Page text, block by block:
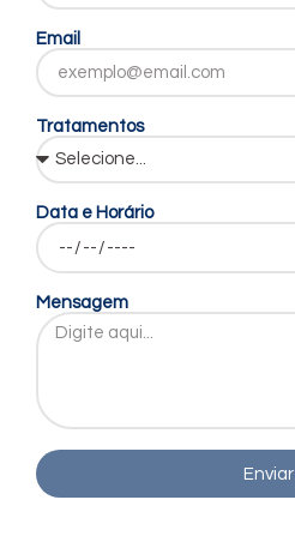
Email
Tratamentos
Data e Horário
Mensagem
Enviar